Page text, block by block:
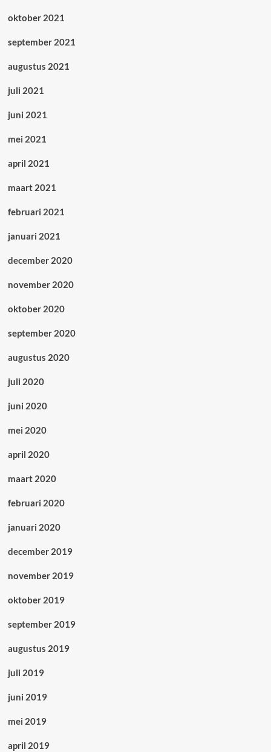
oktober 2021
september 2021
augustus 2021
juli 2021
juni 2021
mei 2021
april 2021
maart 2021
februari 2021
januari 2021
december 2020
november 2020
oktober 2020
september 2020
augustus 2020
juli 2020
juni 2020
mei 2020
april 2020
maart 2020
februari 2020
januari 2020
december 2019
november 2019
oktober 2019
september 2019
augustus 2019
juli 2019
juni 2019
mei 2019
april 2019